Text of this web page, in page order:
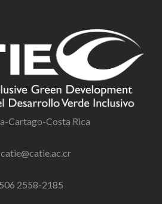
Cartago-Costa Rica
2558-2185